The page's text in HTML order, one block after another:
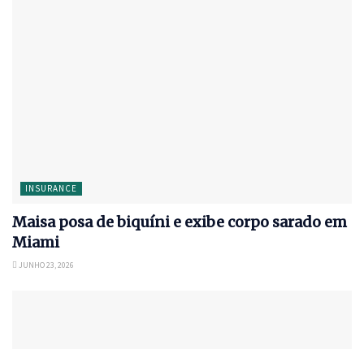
INSURANCE
Maisa posa de biquíni e exibe corpo sarado em
Miami
JUNHO 23, 2026